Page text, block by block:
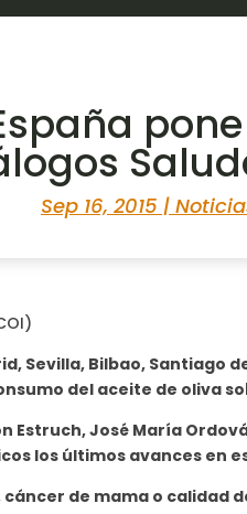
Sep 16, 2015 |
Sevilla, Bilbao, Santiago
del aceite de oliva
José María
los últimos avances en
de mama o calidad